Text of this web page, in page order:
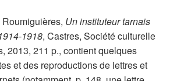
Roumiguières, Un instituteur tarnais
1918, Castres, Société culturelle
2013, 211 p., contient quelques
et des reproductions de lettres et